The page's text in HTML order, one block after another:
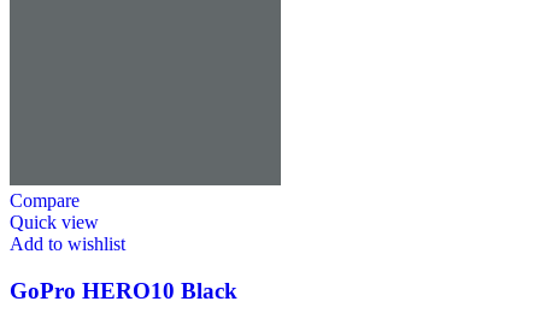
Compare
Quick view
Add to wishlist
GoPro HERO10 Black